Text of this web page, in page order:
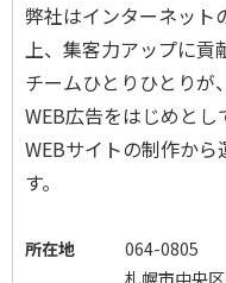
弊社はインターネット
上、集客力アップに貢
チームひとりひとりが
WEB広告をはじめとし
WEBサイトの制作か
す。
所在地
064-0805